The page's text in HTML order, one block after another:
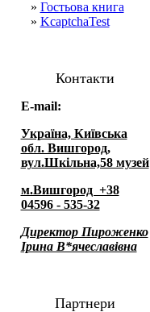
» Гостьова книга
» KcaptchaTest
Контакти
E-mail:
Україна, Київська
обл. Вишгород,
вул.Шкільна,58 музей
м.Вишгород +38
04596 - 535-32
Директор Пироженко
Ірина В*ячеславівна
Партнери